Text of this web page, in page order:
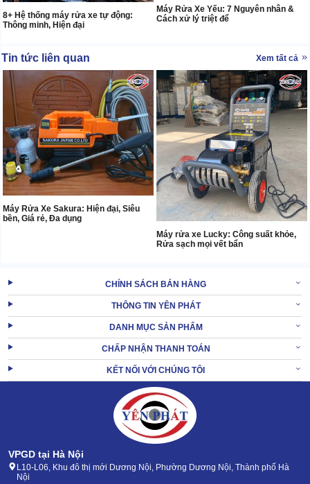
8+ Hệ thống máy rửa xe tự động:
Thông minh, Hiện đại
Máy Rửa Xe Yếu: 7 Nguyên nhân &
Cách xử lý triệt để
Tin tức liên quan Xem tất cả
Máy Rửa Xe Sakura: Hiện đại, Siêu
bền, Giá rẻ, Đa dụng
Máy rửa xe Lucky: Công suất khỏe,
Rửa sạch mọi vết bẩn
CHÍNH SÁCH BÁN HÀNG
THÔNG TIN YÊN PHÁT
DANH MỤC SẢN PHẨM
CHẤP NHẬN THANH TOÁN
KẾT NỐI VỚI CHÚNG TÔI
VPGD tại Hà Nội
L10-L06, Khu đô thị mới Dương Nội, Phường Dương Nội, Thành phố Hà
Nội